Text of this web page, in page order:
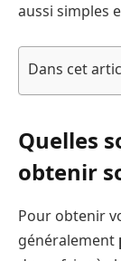
aussi simples
Dans cet
Quelles
obtenir
Pour obtenir
généralement